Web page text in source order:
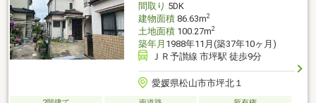
間取り 5DK
建物面積86.63m2
土地面積100.27m2
築年月 1988年11月(築37年10ヶ月)
ＪＲ予讃線 市坪駅 徒歩9分
愛媛県松山市市坪北１